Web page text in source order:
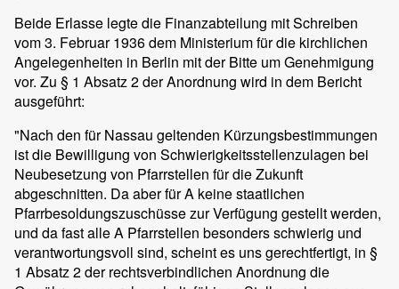
Beide Erlasse legte die Finanzabteilung mit Schreiben
vom 3. Februar 1936 dem Ministerium für die kirchlichen
Angelegenheiten in Berlin mit der Bitte um Genehmigung
vor. Zu § 1 Absatz 2 der Anordnung wird in dem Bericht
ausgeführt:
"Nach den für Nassau geltenden Kürzungsbestimmungen
ist die Bewilligung von Schwierigkeitsstellenzulagen bei
Neubesetzung von Pfarrstellen für die Zukunft
abgeschnitten. Da aber für A keine staatlichen
Pfarrbesoldungszuschüsse zur Verfügung gestellt werden,
und da fast alle A Pfarrstellen besonders schwierig und
verantwortungsvoll sind, scheint es uns gerechtfertigt, in §
1 Absatz 2 der rechtsverbindlichen Anordnung die